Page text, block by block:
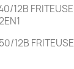
12B
12B